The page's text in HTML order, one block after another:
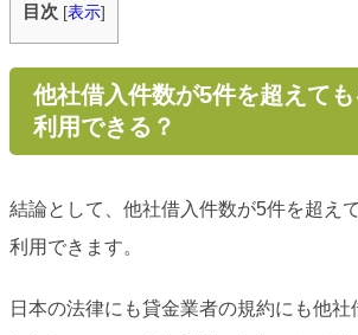
目次 [表示]
他社借入件数が5件を超えて
利用できる？
結論として、他社借入件数が5件を超え
利用できます。
日本の法律にも貸金業者の規約にも他社